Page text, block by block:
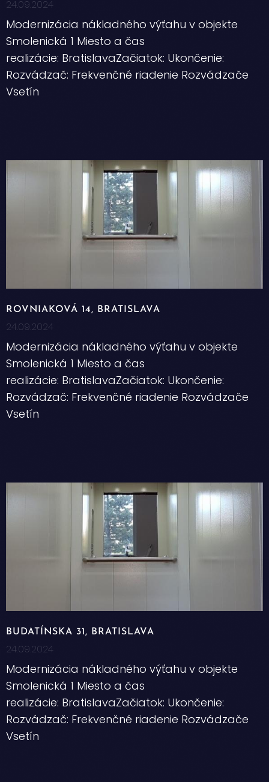
24.09.2024
Modernizácia nákladného výťahu v objekte
Smolenická 1 Miesto a čas
realizácie: BratislavaZačiatok: Ukončenie:
Rozvádzač: Frekvenčné riadenie Rozvádzače
Vsetín
ROVNIAKOVÁ 14, BRATISLAVA
24.09.2024
Modernizácia nákladného výťahu v objekte
Smolenická 1 Miesto a čas
realizácie: BratislavaZačiatok: Ukončenie:
Rozvádzač: Frekvenčné riadenie Rozvádzače
Vsetín
BUDATÍNSKA 31, BRATISLAVA
24.09.2024
Modernizácia nákladného výťahu v objekte
Smolenická 1 Miesto a čas
realizácie: BratislavaZačiatok: Ukončenie:
Rozvádzač: Frekvenčné riadenie Rozvádzače
Vsetín